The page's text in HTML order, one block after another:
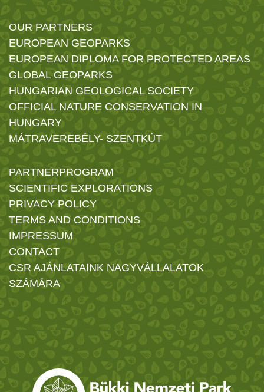
OUR PARTNERS
EUROPEAN GEOPARKS
EUROPEAN DIPLOMA FOR PROTECTED AREAS
GLOBAL GEOPARKS
HUNGARIAN GEOLOGICAL SOCIETY
OFFICIAL NATURE CONSERVATION IN
HUNGARY
MÁTRAVEREBÉLY- SZENTKÚT
PARTNERPROGRAM
SCIENTIFIC EXPLORATIONS
PRIVACY POLICY
TERMS AND CONDITIONS
IMPRESSUM
CONTACT
CSR AJÁNLATAINK NAGYVÁLLALATOK
SZÁMÁRA